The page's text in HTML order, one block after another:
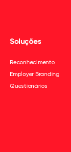
Soluções
Reconhecimento
Employer Branding
Questionários